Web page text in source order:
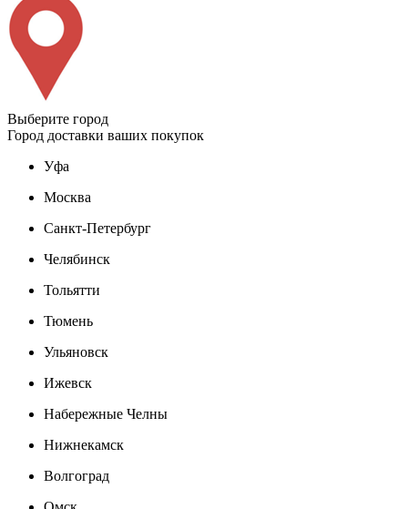
Выберите город
Город доставки ваших покупок
Уфа
Москва
Санкт-Петербург
Челябинск
Тольятти
Тюмень
Ульяновск
Ижевск
Набережные Челны
Нижнекамск
Волгоград